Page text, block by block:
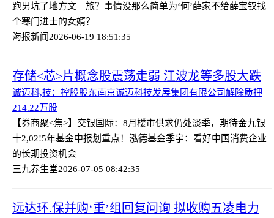
跑男坑了地方文—旅？事情没那么简单为‘何’薛家不给薛宝钗找
个寒门进士的女婿？
海报新闻2026-06-19 18:51:35
存储<芯>片概念股震荡走弱 江波龙等多股大跌
诚迈科,技：控股股东南京诚迈科技发展集团有限公司解除质押
214.22万股
【券商聚<焦>】交银国际：8月楼市供求仍处淡季，期待金九银
十2,02!5年基金中报划重点！泓德基金季宇：看好中国消费企业
的长期投资机会
三九养生堂2026-07-05 08:42:35
远达环.保并购‘重’组回复问询 拟收购五凌电力